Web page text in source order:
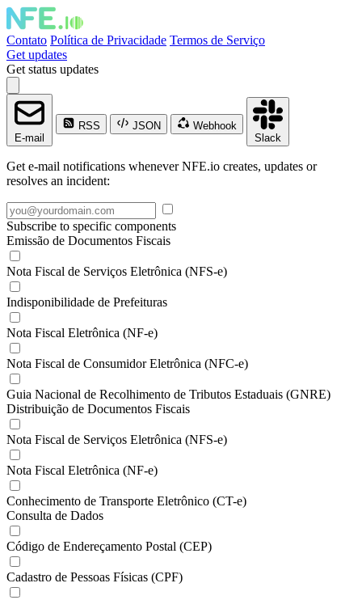
Contato Política de Privacidade Termos de Serviço
Get updates
Get status updates
E-mail
RSS JSON
Webhook
Slack
Get e-mail notifications whenever NFE.io creates, updates or
resolves an incident:
Subscribe to specific components
Emissão de Documentos Fiscais
Nota Fiscal de Serviços Eletrônica (NFS-e)
Indisponibilidade de Prefeituras
Nota Fiscal Eletrônica (NF-e)
Nota Fiscal de Consumidor Eletrônica (NFC-e)
Guia Nacional de Recolhimento de Tributos Estaduais (GNRE)
Distribuição de Documentos Fiscais
Nota Fiscal de Serviços Eletrônica (NFS-e)
Nota Fiscal Eletrônica (NF-e)
Conhecimento de Transporte Eletrônico (CT-e)
Consulta de Dados
Código de Endereçamento Postal (CEP)
Cadastro de Pessoas Físicas (CPF)